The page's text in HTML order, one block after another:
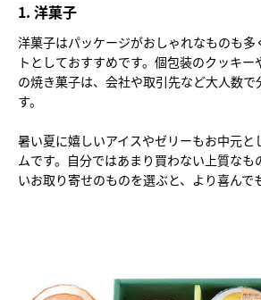
1. 洋菓子
洋菓子はパッケージがおしゃれなものも多
トとしておすすめです。個包装のクッキ
の焼き菓子は、会社や取引先など大人数で
す。
暑い夏に嬉しいアイスやゼリーもお中元と
ムです。自分ではあまり買わない上質なも
いお取り寄せのものを選ぶと、より喜んで